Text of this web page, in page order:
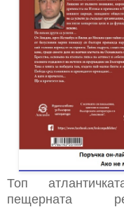
Топ
пещерната